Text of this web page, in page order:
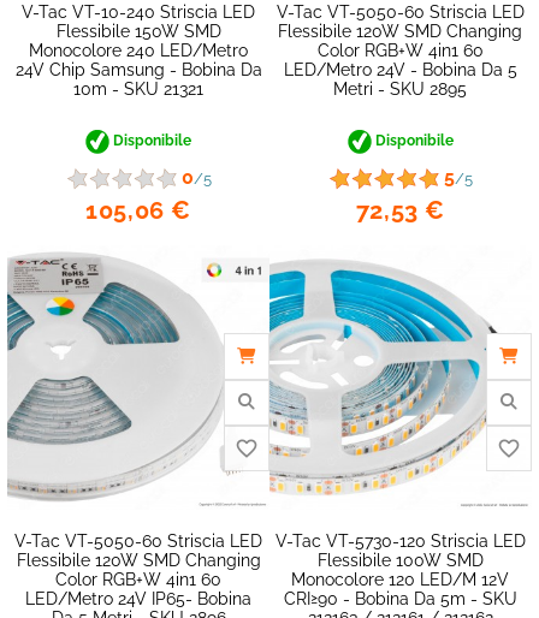
V-Tac VT-10-240 Striscia LED
Flessibile 150W SMD
Monocolore 240 LED/metro
24V Chip Samsung - Bobina Da
10m - SKU 21321
Disponibile
0/5
105,06 €
V-Tac VT-5050-60 Striscia LED
Flessibile 120W SMD Changing
Color RGB+W 4in1 60
LED/metro 24V - Bobina Da 5
Metri - SKU 2895
Disponibile
5/5
72,53 €
V-Tac VT-5050-60 Striscia LED
Flessibile 120W SMD Changing
Color RGB+W 4in1 60
LED/metro 24V IP65- Bobina
V-Tac VT-5730-120 Striscia LED
Flessibile 100W SMD
Monocolore 120 LED/m 12V
CRI≥90 - Bobina Da 5m - SKU